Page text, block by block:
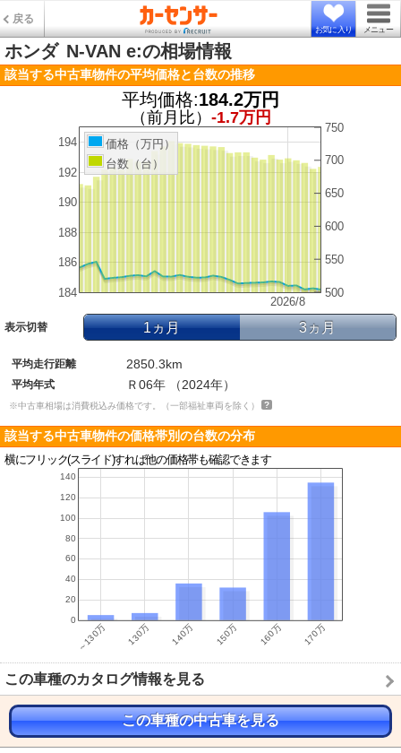
戻る
お気に入り メニュー
ホンダ N-VAN e:の相場情報
該当する中古車物件の平均価格と台数の推移
平均価格:184.2万円
（前月比） -1.7万円
2026/8
184
186
188
190
192
194
500
550
600
650
700
750
価格（万円）
台数（台）
表示切替 1ヵ月 3ヵ月
平均走行距離 2850.3km
平均年式 Ｒ06年 （2024年）
※中古車相場は消費税込み価格です。（一部福祉車両を除く）
該当する中古車物件の価格帯別の台数の分布
横にフリック(スライド)すれば他の価格帯も確認できます
この車種のカタログ情報を見る
この車種の中古車を見る